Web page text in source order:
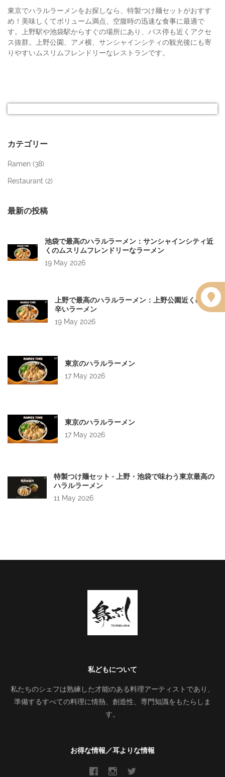
東京でハラルラーメンをお探しなら、特製つけ麺セットがおすす
め！美味しくてボリューム満点、空腹時の迅速な食事に最適で
す。上野駅や池袋駅からすぐの場所にあり、バス停も近くアクセ
ス抜群。上野公園、アメ横、サンシャインシティの観光後にも寄
りやすいムスリムフレンドリーなレストランです。
カテゴリー
Ramen (38)
Restaurant (2)
最新の投稿
池袋で最高のハラルラーメン：サンシャインシティ近
くのムスリムフレンドリーなラーメン
19 May 2026
上野で最高のハラルラーメン：上野公園近くの本格
辛いラーメン
19 May 2026
東京のハラルラーメン
17 May 2026
東京のハラルラーメン
17 May 2026
特製つけ麺セット - 上野・池袋で味わう東京最高の
ハラルラーメン
11 May 2026
私どもについて
私たちのシェフは熟練した才能のある料理アーティストであり、
準備するすべての料理に情熱、創造性、専門知識をもたらしま
す。
お得な情報／耳よりな情報